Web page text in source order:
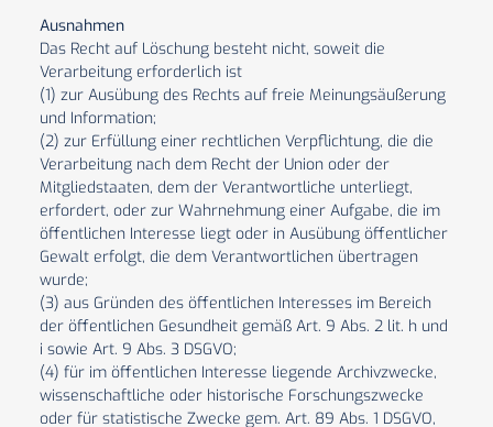
Ausnahmen
Das Recht auf Löschung besteht nicht, soweit die
Verarbeitung erforderlich ist
(1) zur Ausübung des Rechts auf freie Meinungsäußerung
und Information;
(2) zur Erfüllung einer rechtlichen Verpflichtung, die die
Verarbeitung nach dem Recht der Union oder der
Mitgliedstaaten, dem der Verantwortliche unterliegt,
erfordert, oder zur Wahrnehmung einer Aufgabe, die im
öffentlichen Interesse liegt oder in Ausübung öffentlicher
Gewalt erfolgt, die dem Verantwortlichen übertragen
wurde;
(3) aus Gründen des öffentlichen Interesses im Bereich
der öffentlichen Gesundheit gemäß Art. 9 Abs. 2 lit. h und
i sowie Art. 9 Abs. 3 DSGVO;
(4) für im öffentlichen Interesse liegende Archivzwecke,
wissenschaftliche oder historische Forschungszwecke
oder für statistische Zwecke gem. Art. 89 Abs. 1 DSGVO,